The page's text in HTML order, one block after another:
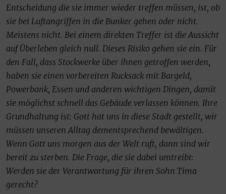
Entscheidung die sie immer wieder treffen müssen, ist, ob
sie bei Luftangriffen in die Bunker gehen oder nicht.
Meistens nicht. Bei einem direkten Treffer ist die Aussicht
auf Überleben gleich null. Dieses Risiko gehen sie ein. Für
den Fall, dass Stockwerke über ihnen getroffen werden,
haben sie einen vorbereiten Rucksack mit Bargeld,
Powerbank, Essen und anderen wichtigen Dingen, damit
sie möglichst schnell das Gebäude verlassen können. Ihre
Grundhaltung ist: Gott hat uns in diese Stadt gestellt, wir
müssen unseren Alltag dementsprechend bewältigen.
Wenn Gott uns morgen aus der Welt ruft, dann sind wir
bereit zu sterben. Die Frage, die sie dabei umtreibt:
Werden sie der Verantwortung für ihren Sohn Tima
gerecht?